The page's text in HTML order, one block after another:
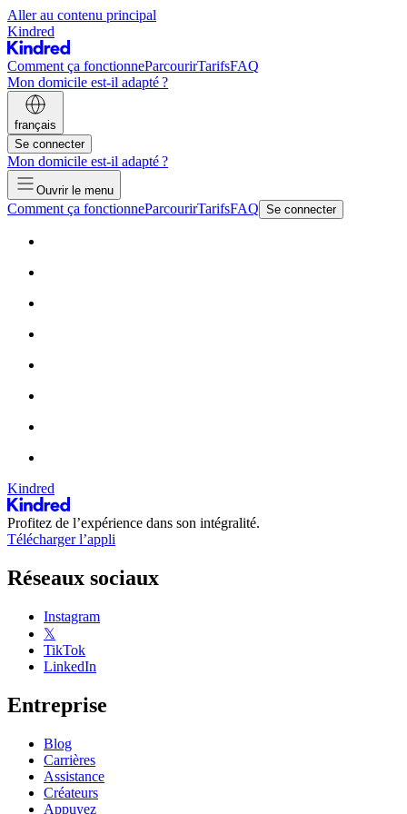
Aller au contenu principal
Kindred
Comment ça fonctionneParcourirTarifsFAQ
Mon domicile est-il adapté ?
français
Se connecter
Mon domicile est-il adapté ?
Ouvrir le menu
Comment ça fonctionneParcourirTarifsFAQ Se connecter
Kindred
Profitez de l’expérience dans son intégralité.
Télécharger l’appli
Réseaux sociaux
Instagram
𝕏
TikTok
LinkedIn
Entreprise
Blog
Carrières
Assistance
Créateurs
Appuyez